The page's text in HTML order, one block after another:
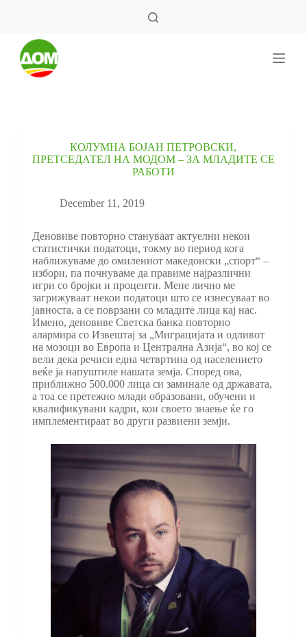
КОЛУМНА БОЈАН ПЕТРОВСКИ,
ПРЕТСЕДАТЕЛ НА МОДОМ – ЗА МЛАДИТЕ СЕ
РАБОТИ
December 11, 2019
Деновиве повторно стануваат актуелни некои
статистички податоци, токму во период кога
наближуваме до омилениот македонски „спорт“ –
избори, па почнуваме да правиме најразлични
игри со бројки и проценти. Мене лично ме
загрижуваат некои податоци што се изнесуваат во
јавноста, а се поврзани со младите лица кај нас.
Имено, деновиве Светска банка повторно
алармира со Извештај за „Миграцијата и одливот
на мозоци во Европа и Централна Азија“, во кој се
вели дека речиси една четвртина од населението
веќе ја напуштиле нашата земја. Според ова,
приближно 500.000 лица си заминале од државата,
а тоа се претежно млади образовани, обучени и
квалификувани кадри, кои своето знаење ќе го
имплементираат во други развиени земји.